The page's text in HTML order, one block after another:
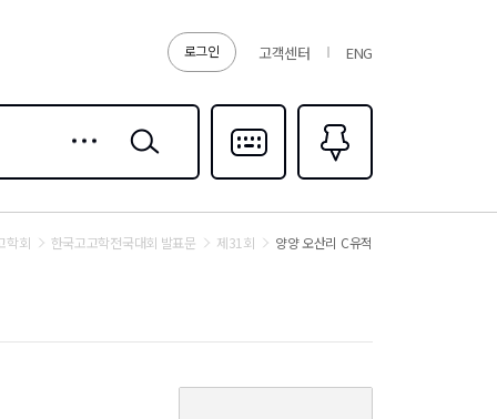
로그인 고객센터 ENG
검색
다국어입력
즐겨찾기0
학회 한국고고학전국대회 발표문 제31회 양양 오산리 C유적